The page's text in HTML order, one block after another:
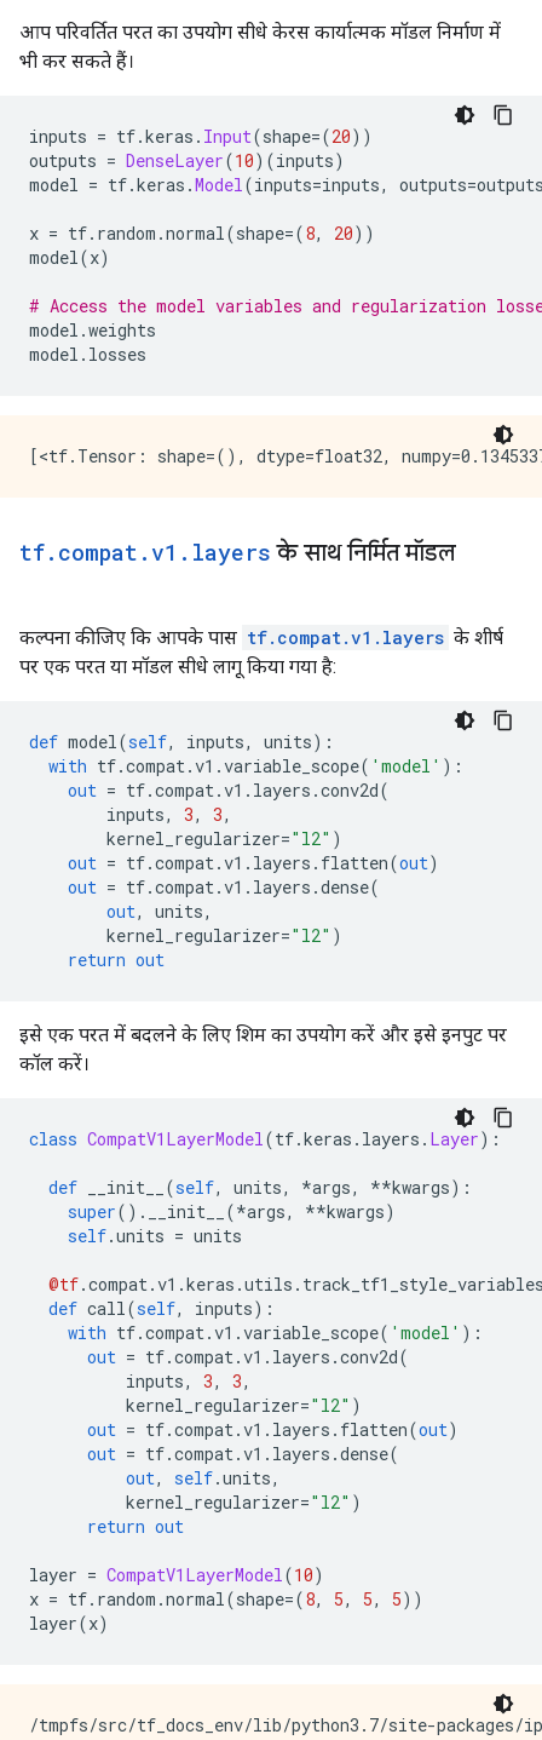
आप परिवर्तित परत का उपयोग सीधे केरस कार्यात्मक मॉडल निर्माण में
भी कर सकते हैं।
inputs = tf.keras . Input(shape=(20))
outputs = DenseLayer(10)(inputs)
model = tf.keras .Model(inputs=inputs, outputs=
x = tf. random .normal(shape=(8, 20))
model(x)
# Access the model variables and regularization
model .weights
model . losses
tf. compat . v1 . layers के साथ निर्मित मॉडल
कल्पना कीजिए कि आपके पास tf.compat.v1.layers के शीर्ष
पर एक परत या मॉडल सीधे लागू किया गया है:
def model(self, inputs, units):
with tf.compat.v1 .variable_scope( 'model' ):
out = tf.compat.v1 . layers .conv2d(
inputs, 3, 3,
kernel_regularizer="l2" )
out = tf.compat.v1 . layers . flatten(out)
out = tf.compat.v1 . layers .dense(
out, units,
kernel_regularizer="l2" )
return out
इसे एक परत में बदलने के लिए शिम का उपयोग करें और इसे इनपुट पर
कॉल करें।
class CompatV1LayerModel(tf.keras . layers . Layer):
def __init__ (self, units, *args, **kwargs):
super(). __init__ (*args, **kwargs)
self.units = units
@tf.compat.v1 .keras .utils .
def call(self, inputs):
with tf.compat.v1 .variable_scope( 'model' ):
out = tf.compat.v1 . layers .conv2d(
inputs, 3, 3,
kernel_regularizer="l2" )
out = tf.compat.v1 . layers . flatten(out)
out = tf.compat.v1 . layers .dense(
out, self.units,
kernel_regularizer="l2" )
return out
layer = CompatV1LayerModel(10)
x = tf. random .normal(shape=(8, 5, 5, 5))
layer(x)
/tmpfs/src/tf_docs_env/lib/python3.7/site-packages/